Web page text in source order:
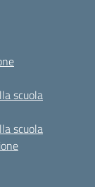
scuola
scuola